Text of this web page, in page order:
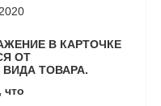
В КАРТОЧКЕ
ОТ
ТОВАРА.
что